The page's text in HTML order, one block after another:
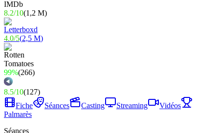
8.2/10(1,2 M)
4.0/5(2,5 M)
99%(266)
8.5/10(127)
Fiche
Séances Casting Streaming
Vidéos
Palmarès
Séances